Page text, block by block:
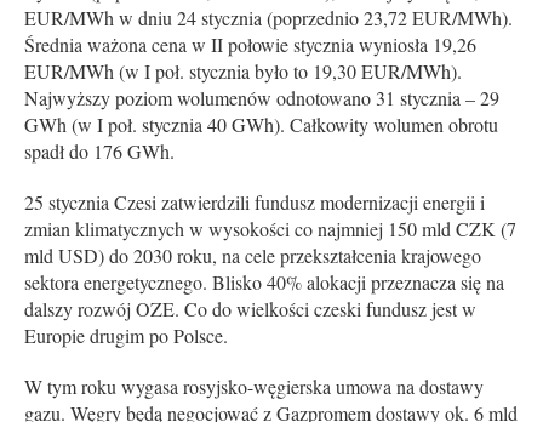
EUR/MWh w dniu 24 stycznia (poprzednio 23,72 EUR/MWh).
Średnia ważona cena w II połowie stycznia wyniosła 19,26
EUR/MWh (w I poł. stycznia było to 19,30 EUR/MWh).
Najwyższy poziom wolumenów odnotowano 31 stycznia – 29
GWh (w I poł. stycznia 40 GWh). Całkowity wolumen obrotu
spadł do 176 GWh.
25 stycznia Czesi zatwierdzili fundusz modernizacji energii i
zmian klimatycznych w wysokości co najmniej 150 mld CZK (7
mld USD) do 2030 roku, na cele przekształcenia krajowego
sektora energetycznego. Blisko 40% alokacji przeznacza się na
dalszy rozwój OZE. Co do wielkości czeski fundusz jest w
Europie drugim po Polsce.
W tym roku wygasa rosyjsko-węgierska umowa na dostawy
gazu. Węgry będą negocjować z Gazpromem dostawy ok. 6 mld